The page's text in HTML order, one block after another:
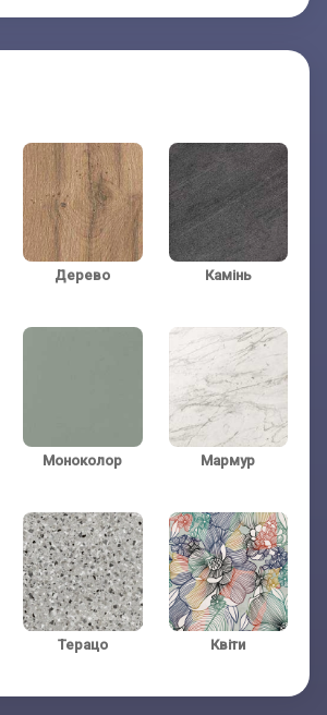
Шоурума
координати шоурума
(обов'язково)
(обов'язково)
вигідну ціну
(обов'язково)
(обов'язково)
Дерево Камінь
Моноколор Мармур
Терацо Квіти